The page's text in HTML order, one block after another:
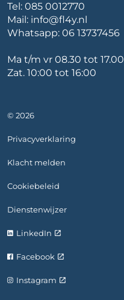
Tel: 085 0012770
Mail: info@fl4y.nl
Whatsapp: 06 13737456
Ma t/m vr 08.30 tot 17.00
Zat. 10:00 tot 16:00
© 2026
Privacyverklaring
Klacht melden
Cookiebeleid
Dienstenwijzer
LinkedIn
Facebook
Instagram